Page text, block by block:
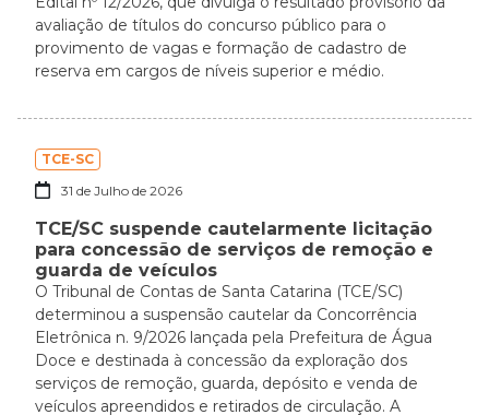
avaliação de títulos do concurso público para o
provimento de vagas e formação de cadastro de
reserva em cargos de níveis superior e médio.
TCE-SC
31 de Julho de 2026
TCE/SC suspende cautelarmente licitação
para concessão de serviços de remoção e
guarda de veículos
O Tribunal de Contas de Santa Catarina (TCE/SC)
determinou a suspensão cautelar da Concorrência
Eletrônica n. 9/2026 lançada pela Prefeitura de Água
Doce e destinada à concessão da exploração dos
serviços de remoção, guarda, depósito e venda de
veículos apreendidos e retirados de circulação. A